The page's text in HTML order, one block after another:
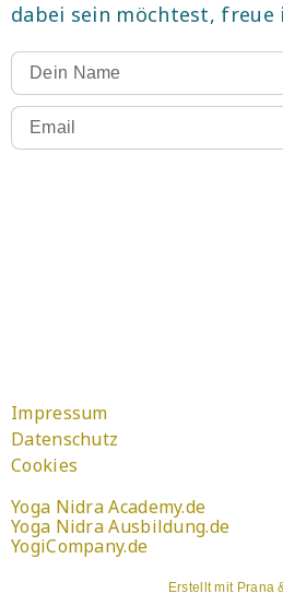
dabei sein möchtest, freue
Impressum
Datenschutz
Cookies
Yoga Nidra Academy.de
Yoga Nidra Ausbildung.de
YogiCompany.de
Erstellt mit Prana